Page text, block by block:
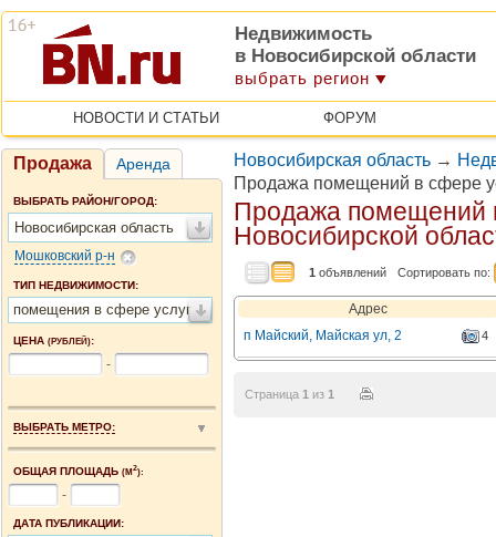
Недвижимость
в Новосибирской области
выбрать регион
НОВОСТИ И СТАТЬИ ФОРУМ
Продажа Аренда
ВЫБРАТЬ РАЙОН/ГОРОД:
Новосибирская область
Мошковский р-н
ТИП НЕДВИЖИМОСТИ:
помещения в сфере услуг
ЦЕНА (РУБЛЕЙ):
-
ВЫБРАТЬ МЕТРО:
ОБЩАЯ ПЛОЩАДЬ (М2):
-
ДАТА ПУБЛИКАЦИИ:
Новосибирская область →
Продажа помещений в сфере
Продажа помещений
Новосибирской
1 объявлений Сортировать по:
Адрес
п Майский, Майская ул, 2
4
Страница 1 из 1